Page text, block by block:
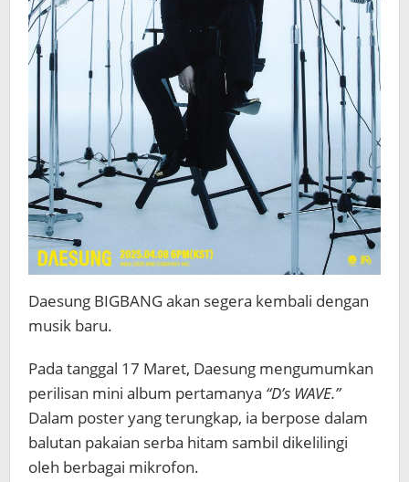
Daesung BIGBANG akan segera kembali dengan
musik baru.
Pada tanggal 17 Maret, Daesung mengumumkan
perilisan mini album pertamanya “D’s WAVE.”
Dalam poster yang terungkap, ia berpose dalam
balutan pakaian serba hitam sambil dikelilingi
oleh berbagai mikrofon.